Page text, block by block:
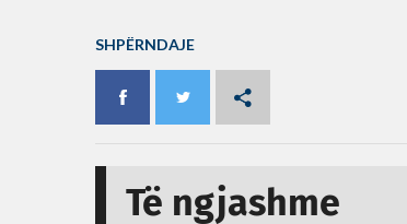
SHPËRNDAJE
Të ngjashme